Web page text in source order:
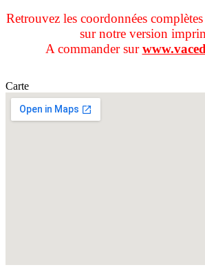
Retrouvez les coordonnées
sur notre version
A commander sur
Carte